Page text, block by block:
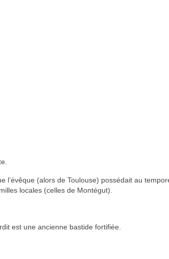
l’évêque (alors de Toulouse) possédait au
locales (celles de Montégut).
est une ancienne bastide fortifiée.